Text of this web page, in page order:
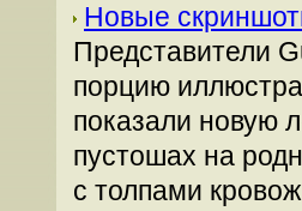
Новые
Представители
порцию
показали новую
пустошах на
с толпами